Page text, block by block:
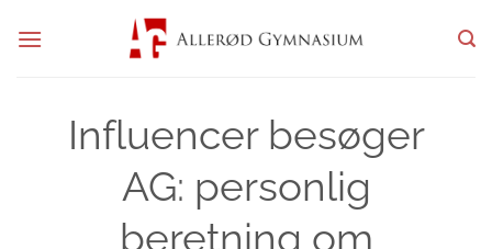
Influencer besøger
AG: personlig
beretning om